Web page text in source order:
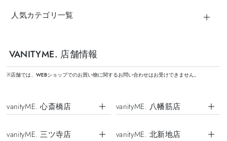
人気カテゴリ一覧
VANITYME. 店舗情報
※店舗では、WEBショップでのお買い物に関するお問い合わせはお受けできません。
vanityME. 心斎橋店 vanityME. 八幡筋店
vanityME. 三ツ寺店 vanityME. 北新地店